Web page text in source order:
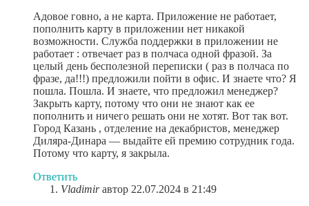
Адовое говно, а не карта. Приложение не работает,
пополнить карту в приложении нет никакой
возможности. Служба поддержки в приложении не
работает : отвечает раз в полчаса одной фразой. За
целый день бесполезной переписки ( раз в полчаса по
фразе, да!!!) предложили пойти в офис. И знаете что? Я
пошла. Пошла. И знаете, что предложил менеджер?
Закрыть карту, потому что они не знают как ее
пополнить и ничего решать они не хотят. Вот так вот.
Город Казань , отделение на декабристов, менеджер
Диляра-Динара — выдайте ей премию сотрудник года.
Потому что карту, я закрыла.
Ответить
Vladimir автор 22.07.2024 в 21:49